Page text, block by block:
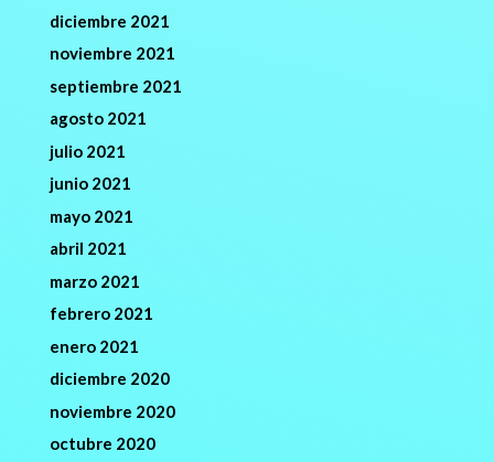
diciembre 2021
noviembre 2021
septiembre 2021
agosto 2021
julio 2021
junio 2021
mayo 2021
abril 2021
marzo 2021
febrero 2021
enero 2021
diciembre 2020
noviembre 2020
octubre 2020